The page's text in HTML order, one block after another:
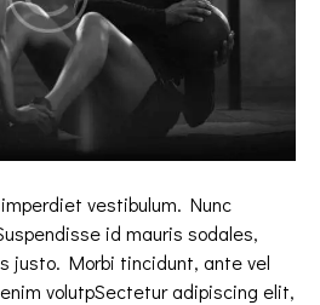
vestibulum. Nunc
id mauris sodales,
justo. Morbi tincidunt, ante vel
volutpSectetur adipiscing elit,